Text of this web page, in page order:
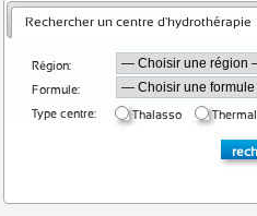
Rechercher un centre d'hydrothérapie
Région:
Formule:
Type centre:
Thalasso Thermal